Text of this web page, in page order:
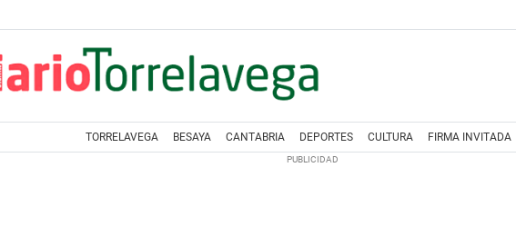
TORRELAVEGA BESAYA CANTABRIA DEPORTES CULTURA FIRMA INVITADA